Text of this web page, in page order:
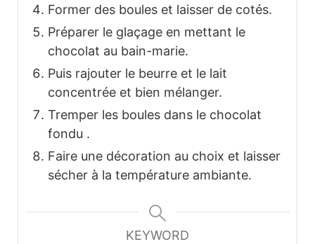
Former des boules et laisser de cotés.
Préparer le glaçage en mettant le
chocolat au bain-marie.
Puis rajouter le beurre et le lait
concentrée et bien mélanger.
Tremper les boules dans le chocolat
fondu .
Faire une décoration au choix et laisser
sécher à la température ambiante.
KEYWORD